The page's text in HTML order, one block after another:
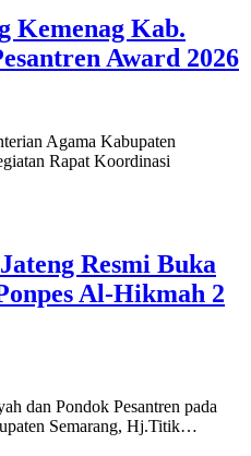
Kemenag Kab.
Award 2026
Agama Kabupaten
Rapat Koordinasi
Resmi Buka
Al-Hikmah 2
dan Pondok Pesantren pada
Semarang, Hj.Titik…